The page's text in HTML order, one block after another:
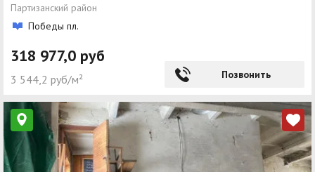
Партизанский район
Победы пл.
318 977,0 руб
3 544,2 руб/м² Позвонить